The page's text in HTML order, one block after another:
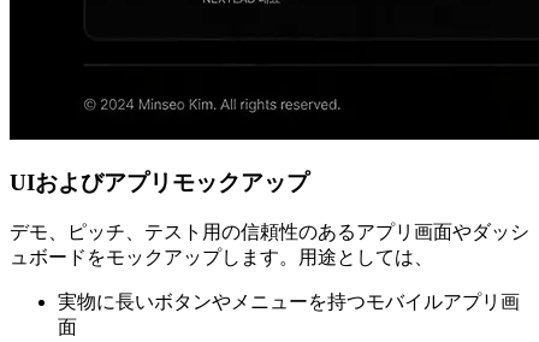
UIおよびアプリモックアップ
デモ、ピッチ、テスト用の信頼性のあるアプリ画面やダッシ
ュボードをモックアップします。用途としては、
実物に長いボタンやメニューを持つモバイルアプリ画
面